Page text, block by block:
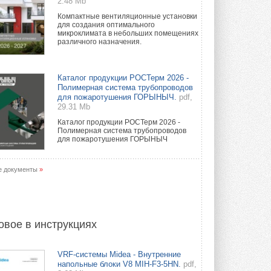
Компактные вентиляционные установки
для создания оптимального
микроклимата в небольших помещениях
различного назначения.
Каталог продукции РОСТерм 2026 -
Полимерная система трубопроводов
для пожаротушения ГОРЫНЫЧ.
pdf,
29.31 Mb
Каталог продукции РОСТерм 2026 -
Полимерная система трубопроводов
для пожаротушения ГОРЫНЫЧ
документы »
в инструкциях
VRF-системы Midea - Внутренние
напольные блоки V8 MIH-F3-5HN. pdf,